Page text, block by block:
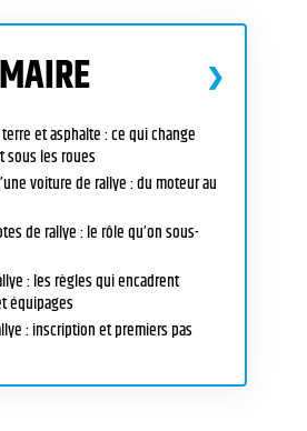
et asphalte : ce qui change
sous les roues
voiture de rallye : du moteur au
de rallye : le rôle qu’on sous-
: les règles qui encadrent
équipages
: inscription et premiers pas